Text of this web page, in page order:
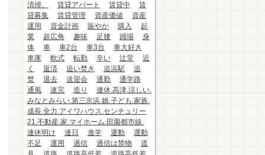
清掃、
賃貸アパート 賃貸中
賃
貸募集
賃貸管理 資産価値
資産
運用
資金計画 賑やか 購入
起
業
超広角 趣味 足腰 踊場
身
体
車 車2台 車3台
車大好き
車庫
軟式 転勤 辛い 辻堂
近
く
返済 追い焚き 追浜駅
追
焚
退去 送迎会 通勤
通学路
通風
速完 造り
連休.高津.涼しい.
みなとみらい.第三京浜.娘.子ども.家族.
成長.全力.アイワハウス.センチュリー
21.不動産.家.マイホーム.田園都市線.
連休明け
連日 進学 運動
運動
不足
運用 過信 過信は禁物
道